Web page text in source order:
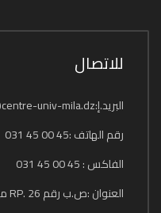
للاتصال
البريد.إ:admin.site@centre-univ-mila.dz
رقم الهاتف :45 00 45 031
الفاكس : 45 00 45 031
العنوان :ص.ب رقم 26 .RP ميلة 43000 الجزائر